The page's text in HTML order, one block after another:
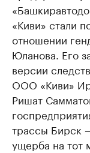
«Киви» стали
отношении
Юланова. Его
версии
ООО «Киви»
Ришат
трассы Бирск
ущерба на тот